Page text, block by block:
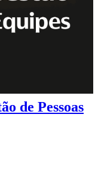
de Pessoas